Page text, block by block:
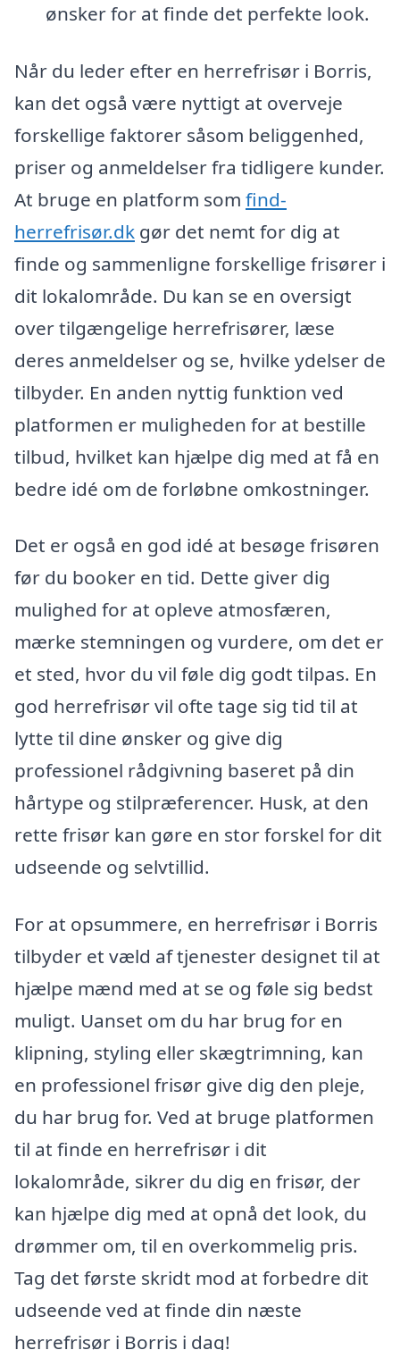
ønsker for at finde det perfekte look.
Når du leder efter en herrefrisør i Borris,
kan det også være nyttigt at overveje
forskellige faktorer såsom beliggenhed,
priser og anmeldelser fra tidligere kunder.
At bruge en platform som find-
herrefrisør.dk gør det nemt for dig at
finde og sammenligne forskellige frisører i
dit lokalområde. Du kan se en oversigt
over tilgængelige herrefrisører, læse
deres anmeldelser og se, hvilke ydelser de
tilbyder. En anden nyttig funktion ved
platformen er muligheden for at bestille
tilbud, hvilket kan hjælpe dig med at få en
bedre idé om de forløbne omkostninger.
Det er også en god idé at besøge frisøren
før du booker en tid. Dette giver dig
mulighed for at opleve atmosfæren,
mærke stemningen og vurdere, om det er
et sted, hvor du vil føle dig godt tilpas. En
god herrefrisør vil ofte tage sig tid til at
lytte til dine ønsker og give dig
professionel rådgivning baseret på din
hårtype og stilpræferencer. Husk, at den
rette frisør kan gøre en stor forskel for dit
udseende og selvtillid.
For at opsummere, en herrefrisør i Borris
tilbyder et væld af tjenester designet til at
hjælpe mænd med at se og føle sig bedst
muligt. Uanset om du har brug for en
klipning, styling eller skægtrimning, kan
en professionel frisør give dig den pleje,
du har brug for. Ved at bruge platformen
til at finde en herrefrisør i dit
lokalområde, sikrer du dig en frisør, der
kan hjælpe dig med at opnå det look, du
drømmer om, til en overkommelig pris.
Tag det første skridt mod at forbedre dit
udseende ved at finde din næste
herrefrisør i Borris i dag!